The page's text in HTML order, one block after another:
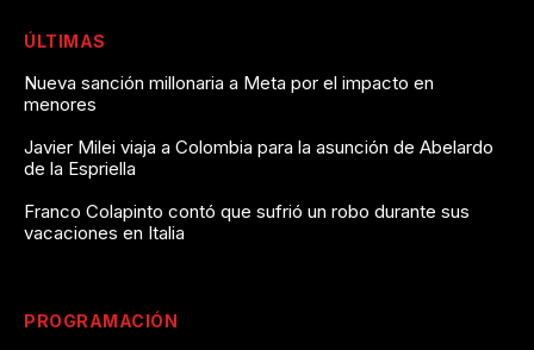
ÚLTIMAS
Nueva sanción millonaria a Meta por el impacto en
menores
Javier Milei viaja a Colombia para la asunción de Abelardo
de la Espriella
Franco Colapinto contó que sufrió un robo durante sus
vacaciones en Italia
PROGRAMACIÓN